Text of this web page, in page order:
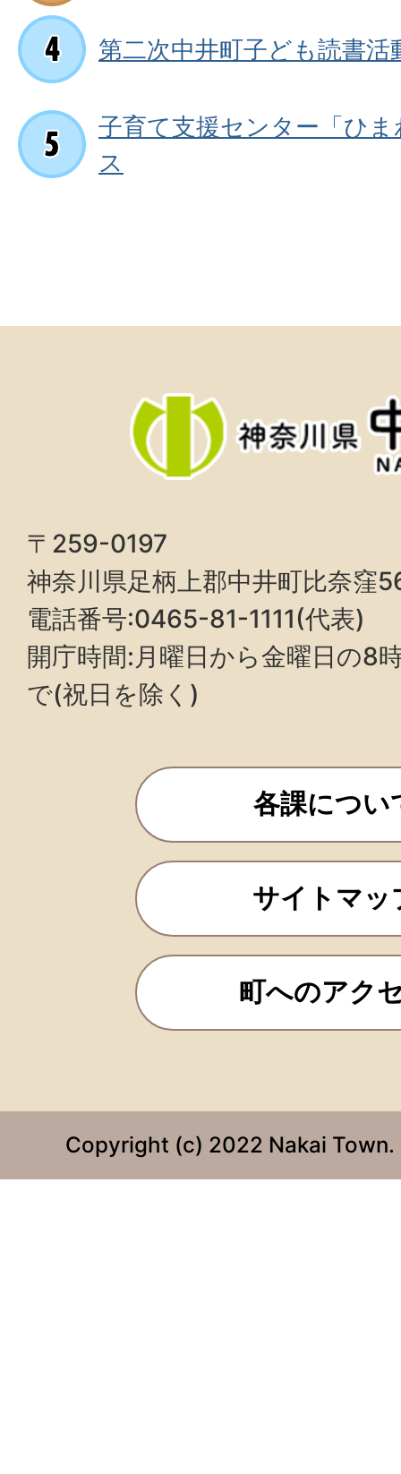
第二次中井町子ども読書活
子育て支援センター「ひ
ス
〒259-0197
神奈川県足柄上郡中井町比奈窪
電話番号:0465-81-1111(代表)
開庁時間:月曜日から金曜日の8
で(祝日を除く)
各課につい
サイトマッ
町へのアク
Copyright (c) 2022 Nakai Town.